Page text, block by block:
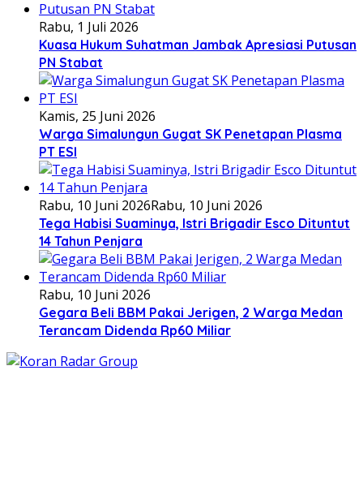
Rabu, 1 Juli 2026
Kuasa Hukum Suhatman Jambak Apresiasi Putusan
PN Stabat
Kamis, 25 Juni 2026
Warga Simalungun Gugat SK Penetapan Plasma
PT ESI
Rabu, 10 Juni 2026Rabu, 10 Juni 2026
Tega Habisi Suaminya, Istri Brigadir Esco Dituntut
14 Tahun Penjara
Rabu, 10 Juni 2026
Gegara Beli BBM Pakai Jerigen, 2 Warga Medan
Terancam Didenda Rp60 Miliar